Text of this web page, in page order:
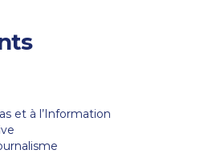
et à l’Information